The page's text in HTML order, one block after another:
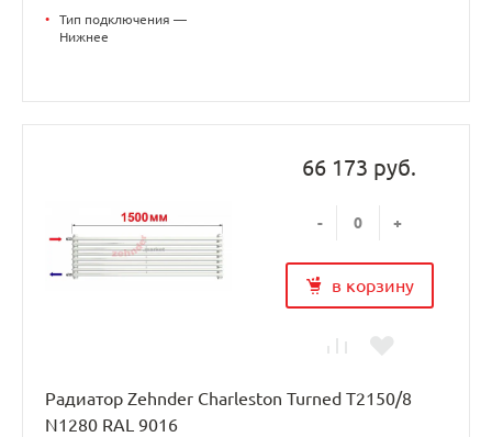
•
Тип подключения —
Нижнее
66 173 руб.
- +
в корзину
Радиатор Zehnder Charleston Turned T2150/8
N1280 RAL 9016